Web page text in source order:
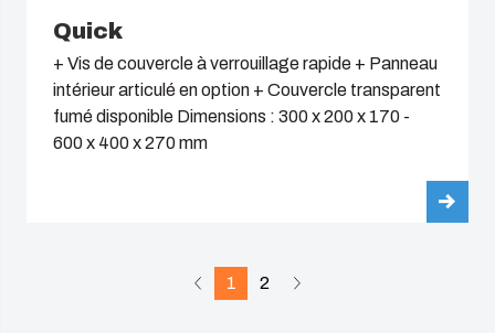
Quick
+ Vis de couvercle à verrouillage rapide + Panneau
intérieur articulé en option + Couvercle transparent
fumé disponible Dimensions : 300 x 200 x 170 -
600 x 400 x 270 mm
1 2